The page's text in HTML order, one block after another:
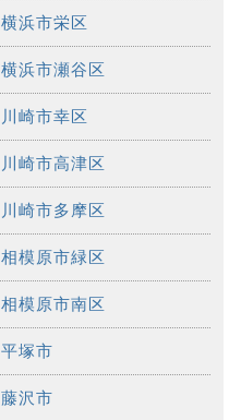
横浜市栄区
横浜市瀬谷区
川崎市幸区
川崎市高津区
川崎市多摩区
相模原市緑区
相模原市南区
平塚市
藤沢市